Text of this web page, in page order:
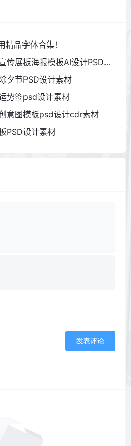
品字体合集！
传展板海报模板AI设计PSD素
夕节PSD设计素材
势签psd设计素材
意图模板psd设计cdr素材
PSD设计素材
发表评论